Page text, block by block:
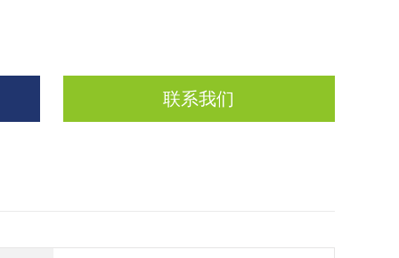
联系我们